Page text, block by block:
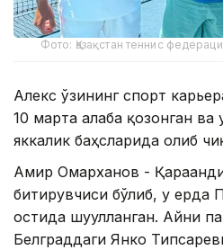
Фото: Қазақстан теннис
Алекс ўзининг спорт
10 марта ғалаба қозонган
яккалик баҳсларида ғолиб
Амир Омарханов -
битирувчиси бўлиб, у ерда
остида шуғулланган. Айни
Белграддаги Янко